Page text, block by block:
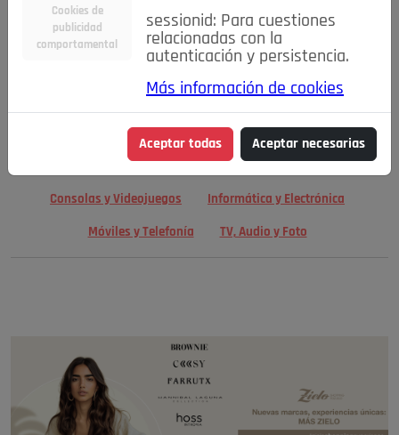
Niños y Bebés Inmobiliaria Construcción y Reformas
Moda Accesorios Ropa Motor
Motor y Accesorios Motos Ocio
Cine, Libros y Música Coleccionismo Otros
Consolas y Videojuegos Informática y Electrónica
Móviles y Telefonía TV, Audio y Foto
Cookies de
publicidad
comportamental
sessionid: Para cuestiones
relacionadas con la
autenticación y persistencia.
Más información de cookies
Aceptar todas Aceptar necesarias